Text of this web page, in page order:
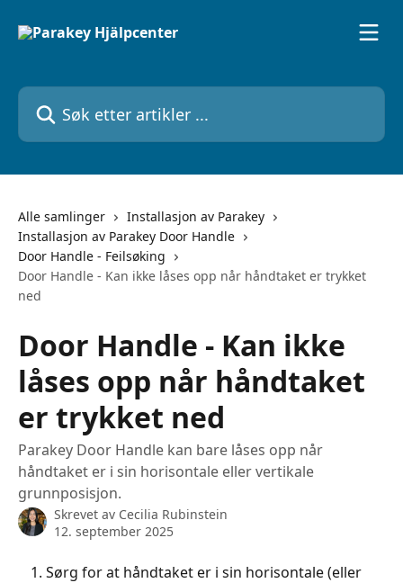
Søk etter artikler ...
Alle samlinger
Installasjon av Parakey
Installasjon av Parakey Door Handle
Door Handle - Feilsøking
Door Handle - Kan ikke låses opp når håndtaket er trykket
ned
Door Handle - Kan ikke
låses opp når håndtaket
er trykket ned
Parakey Door Handle kan bare låses opp når
håndtaket er i sin horisontale eller vertikale
grunnposisjon.
Skrevet av Cecilia Rubinstein
12. september 2025
Sørg for at håndtaket er i sin horisontale (eller